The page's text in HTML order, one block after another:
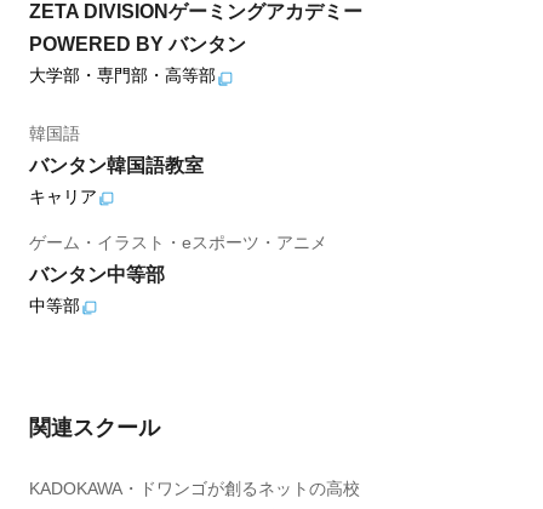
ZETA DIVISIONゲーミングアカデミー
POWERED BY バンタン
大学部・専門部・高等部
韓国語
バンタン韓国語教室
キャリア
ゲーム・イラスト・eスポーツ・アニメ
バンタン中等部
中等部
関連スクール
KADOKAWA・ドワンゴが創るネットの高校